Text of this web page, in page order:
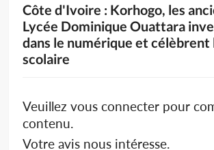
Côte d'Ivoire : Korhogo, les
Lycée Dominique Ouattara
dans le numérique et célèbrent
scolaire
Veuillez vous connecter pour
contenu.
Votre avis nous intéresse.